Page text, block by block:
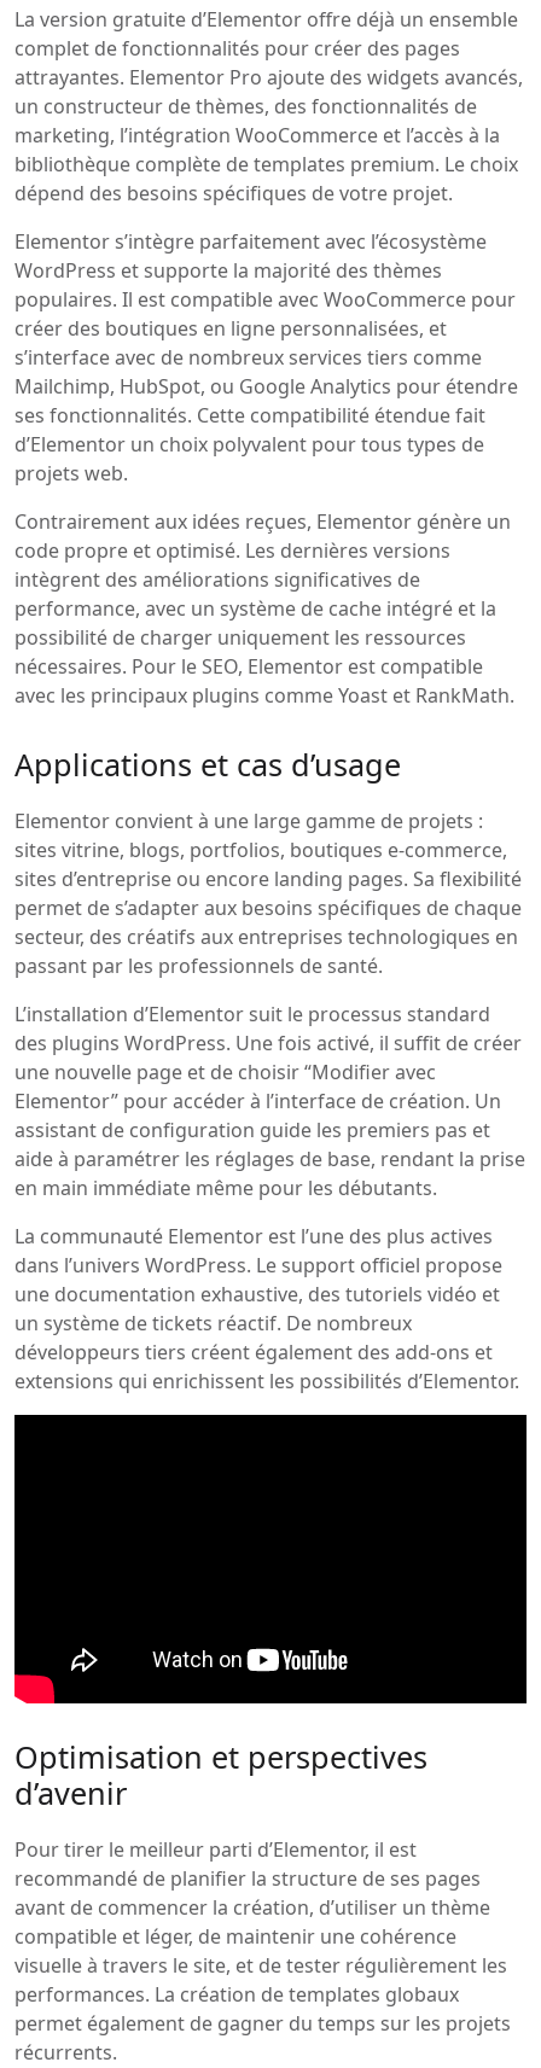
La version gratuite d’Elementor offre déjà un ensemble
complet de fonctionnalités pour créer des pages
attrayantes. Elementor Pro ajoute des widgets avancés,
un constructeur de thèmes, des fonctionnalités de
marketing, l’intégration WooCommerce et l’accès à la
bibliothèque complète de templates premium. Le choix
dépend des besoins spécifiques de votre projet.
Elementor s’intègre parfaitement avec l’écosystème
WordPress et supporte la majorité des thèmes
populaires. Il est compatible avec WooCommerce pour
créer des boutiques en ligne personnalisées, et
s’interface avec de nombreux services tiers comme
Mailchimp, HubSpot, ou Google Analytics pour étendre
ses fonctionnalités. Cette compatibilité étendue fait
d’Elementor un choix polyvalent pour tous types de
projets web.
Contrairement aux idées reçues, Elementor génère un
code propre et optimisé. Les dernières versions
intègrent des améliorations significatives de
performance, avec un système de cache intégré et la
possibilité de charger uniquement les ressources
nécessaires. Pour le SEO, Elementor est compatible
avec les principaux plugins comme Yoast et RankMath.
Applications et cas d’usage
Elementor convient à une large gamme de projets :
sites vitrine, blogs, portfolios, boutiques e-commerce,
sites d’entreprise ou encore landing pages. Sa flexibilité
permet de s’adapter aux besoins spécifiques de chaque
secteur, des créatifs aux entreprises technologiques en
passant par les professionnels de santé.
L’installation d’Elementor suit le processus standard
des plugins WordPress. Une fois activé, il suffit de créer
une nouvelle page et de choisir “Modifier avec
Elementor” pour accéder à l’interface de création. Un
assistant de configuration guide les premiers pas et
aide à paramétrer les réglages de base, rendant la prise
en main immédiate même pour les débutants.
La communauté Elementor est l’une des plus actives
dans l’univers WordPress. Le support officiel propose
une documentation exhaustive, des tutoriels vidéo et
un système de tickets réactif. De nombreux
développeurs tiers créent également des add-ons et
extensions qui enrichissent les possibilités d’Elementor.
Optimisation et perspectives
d’avenir
Pour tirer le meilleur parti d’Elementor, il est
recommandé de planifier la structure de ses pages
avant de commencer la création, d’utiliser un thème
compatible et léger, de maintenir une cohérence
visuelle à travers le site, et de tester régulièrement les
performances. La création de templates globaux
permet également de gagner du temps sur les projets
récurrents.